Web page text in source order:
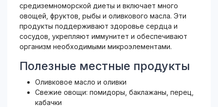
средиземноморской диеты и включает много
овощей, фруктов, рыбы и оливкового масла. Эти
продукты поддерживают здоровье сердца и
сосудов, укрепляют иммунитет и обеспечивают
организм необходимыми микроэлементами.
Полезные местные продукты
Оливковое масло и оливки
Свежие овощи: помидоры, баклажаны, перец,
кабачки